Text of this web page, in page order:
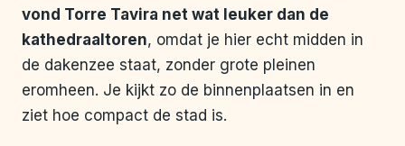
vond Torre Tavira net wat leuker dan de
kathedraaltoren, omdat je hier echt midden in
de dakenzee staat, zonder grote pleinen
eromheen. Je kijkt zo de binnenplaatsen in en
ziet hoe compact de stad is.